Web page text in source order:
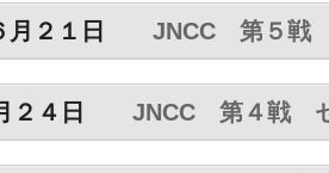
月２１日 JNCC 第５戦
２４日 JNCC 第４戦